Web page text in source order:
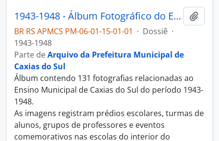
1943-1948 - Álbum Fotográfico do Ensino Municipal de Caxias do Sul
BR RS APMCS PM-06-01-15-01-01 · Dossiê ·
1943-1948
Parte deArquivo da Prefeitura Municipal de
Caxias do Sul
Álbum contendo 131 fotografias relacionadas ao
Ensino Municipal de Caxias do Sul do período 1943-
1948.
As imagens registram prédios escolares, turmas de
alunos, grupos de professores e eventos
comemorativos nas escolas do interior do